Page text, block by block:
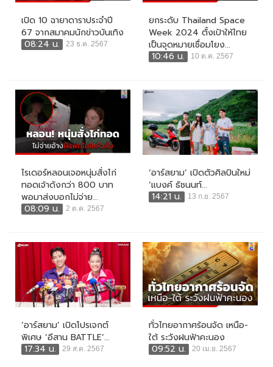
เปิด 10 ฉายาดาราประจำปี
67 จากสมาคมนักข่าวบันเทิง
08:24 น.
23 ธ.ค. 2567
ยกระดับ Thailand Space
Week 2024 ตั้งเป้าให้ไทย
เป็นจุดหมายเชื่อมโยง...
10:46 น.
10 ต.ค. 2567
ไรเดอร์หลอนเจอหนุ่มสั่งไก่
ทอดเจ้าดังกว่า 800 บาท
พอมาส่งบอกไม่จ่าย...
08:09 น.
2 ต.ค. 2567
‘อาร์สยาม’ เปิดตัวศิลปินใหม่
‘แบงค์ ธัชนนท์...
14:21 น.
13 ก.ย. 2567
‘อาร์สยาม’ เปิดโปรเจกต์
พิเศษ ‘อีสาน BATTLE’...
17:34 น.
29 ส.ค. 2567
ทั่วไทยอากาศร้อนจัด เหนือ-
ใต้ ระวังฝนฟ้าคะนอง
09:52 น.
20 เม.ย. 2567